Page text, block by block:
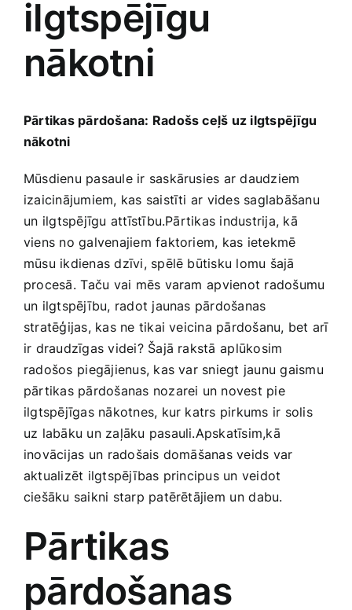
Medicīnas preces
Mobilie telefoni, planšetdatori
Preces birojam
Preces pieaugušajiem
Rotaļlietas, bērnu preces
Smaržas, kosmētika
Sports, tūrisms un atpūta
TV un Sadzīves tehnika
ilgtspējīgu
nākotni
Pārtikas pārdošana: Radošs ceļš uz ilgtspējīgu
nākotni
Mūsdienu pasaule ir saskārusies ar daudziem
izaicinājumiem, kas saistīti ar vides saglabāšanu
un ⁢ilgtspējīgu attīstību.Pārtikas industrija,‌ kā
viens no galvenajiem faktoriem, kas ietekmē
mūsu ikdienas dzīvi, spēlē būtisku lomu šajā
procesā.⁣ Taču vai mēs ​varam⁢ apvienot radošumu
un ilgtspējību, radot jaunas pārdošanas
stratēģijas, kas ne tikai veicina pārdošanu, ​bet‌ arī
ir draudzīgas videi? Šajā rakstā ⁢aplūkosim
‍radošos ⁣piegājienus, kas var sniegt jaunu gaismu
pārtikas pārdošanas nozarei un novest pie
ilgtspējīgas nākotnes, kur‍ katrs pirkums ir solis
uz labāku un zaļāku pasauli.Apskatīsim,kā
inovācijas un ⁣radošais domāšanas veids var
aktualizēt ilgtspējības principus un‌ veidot
ciešāku saikni starp‌ patērētājiem⁢ un ⁢dabu.
Pārtikas
pārdošanas